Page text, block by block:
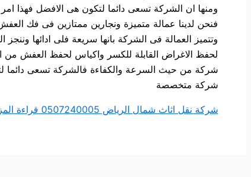
ومنها ان الشركة تسعى دائما لتكون هى الافضل فهذا
فنحن لدينا عمالة متميزة ونجارين ممتازين فى فك
وتتميز العمالة فى الشركة بانها سريعة فلى ادائها
لحفظ الاغراض القابلة للكسر واكياس لحفظ العفش
شركة من حيث السرعة والكفاءة فالشركة تسعى دائما
شركة متخصصة
شركة نقل اثاث شمال الرياض 0507240005 قراءة